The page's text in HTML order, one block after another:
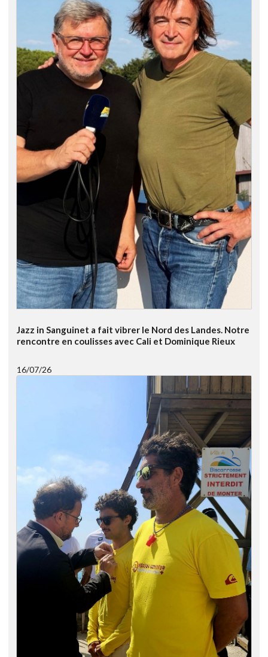
Jazz in Sanguinet a fait vibrer le Nord des Landes. Notre
rencontre en coulisses avec Cali et Dominique Rieux
16/07/26